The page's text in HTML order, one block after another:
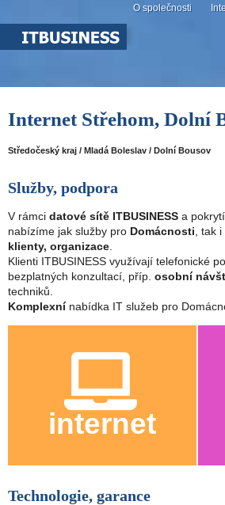
O společnosti
Internet Střehom, Dolní
Středočeský kraj / Mladá Boleslav / Dolní Bousov
Služby, podpora
V rámci datové sítě ITBUSINESS a
nabízíme jak služby pro Domácnosti , tak
klienty, organizace
Klienti ITBUSINESS využívají telefonické
bezplatných konzultací, příp. osobní
techniků.
Komplexnínabídka IT služeb pro
internet
Technologie, garance